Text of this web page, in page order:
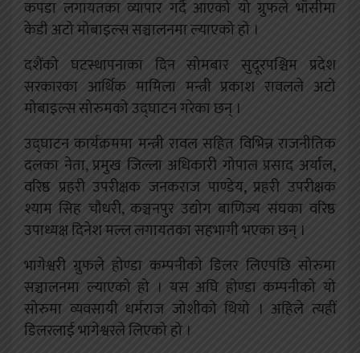
कपडा लगायतका व्यापार गर्दै आएको यो ग्रुफले भाँसीमा
केडी अटो मोबाइल्स सञ्चालनमा ल्याएको हो ।
दशैंको घटस्थापनाका दिन सोमबार सुदूरपश्चिम प्रदेश
सरकारका आर्थिक मामिला मन्त्री प्रकाश रावलले अटो
मोबाइल्स सोरुमको उद्घाटन गरेका छन् ।
उद्घाटन कार्यक्रममा मन्त्री रावल सहित विभिन्न राजनीतिक
दलका नेता, प्रमुख जिल्ला अधिकारी गोपाल प्रसाद अर्याल,
वरिष्ठ प्रहरी उपरीक्षक जनकराज पाण्डेय, प्रहरी उपरीक्षक
श्याम सिह चौधरी, कञ्चनपुर उद्योग बाणिज्य संघका वरिष्ठ
उपाध्यक्ष दिनेश मल्ल लगायतका सहभागी भएका छन् ।
भागेश्वरी ग्रुफले होण्डा कम्पनीको डिलर लिएपछि सोरुमा
सञ्चालनमा ल्याएको हो । यस अघि होण्डा कम्पनीको यो
सोरुमा व्यवसायी धर्मराज जोशीको थियो । अहिले त्यहीं
डिलरलाई भागेश्वरले लिएको हो ।